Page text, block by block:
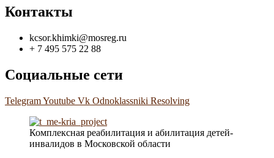
Контакты
kcsor.khimki@mosreg.ru
+ 7 495 575 22 88
Социальные сети
TelegramYoutube Vk Odnoklassniki Resolving
Комплексная реабилитация и абилитация детей-
инвалидов в Московской области